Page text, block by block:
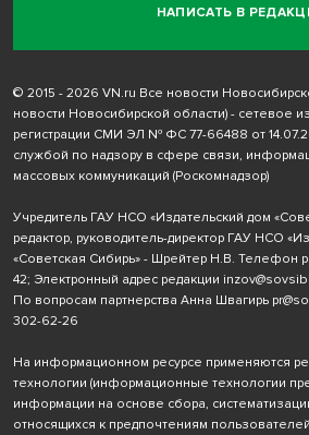
НАПИСАТЬ В
© 2015 - 2026 VN.ru Все новости
новости Новосибирской области) - сетевое
регистрации СМИ ЭЛ № ФС 77-66488 от
службой по надзору в сфере связи,
массовых коммуникаций (Роскомнадзор)
Учредитель ГАУ НСО «Издательский дом
редактор, руководитель-директор ГАУ НСО
«Советская Сибирь» - Шрейтер Н.В. Телефон
42; Электронный адрес редакции
По вопросам партнерства Анна Швагирь
302-62-26
На информационном ресурсе применяются
технологии (информационные технологии
информации на основе сбора,
относящихся к предпочтениям